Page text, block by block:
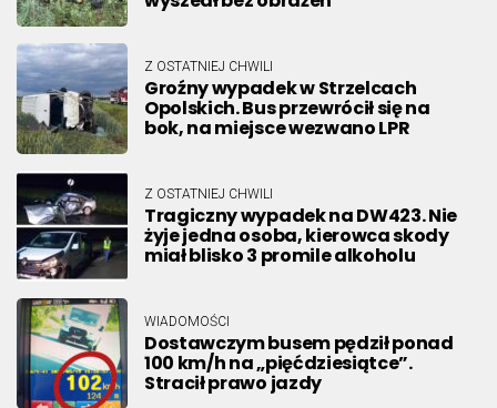
Z OSTATNIEJ CHWILI
Groźny wypadek w Strzelcach
Opolskich. Bus przewrócił się na
bok, na miejsce wezwano LPR
Z OSTATNIEJ CHWILI
Tragiczny wypadek na DW423. Nie
żyje jedna osoba, kierowca skody
miał blisko 3 promile alkoholu
WIADOMOŚCI
Dostawczym busem pędził ponad
100 km/h na „pięćdziesiątce”.
Stracił prawo jazdy